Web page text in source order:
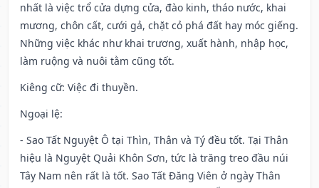
nhất là việc trổ cửa dựng cửa, đào kinh, tháo nước, khai
mương, chôn cất, cưới gả, chặt cỏ phá đất hay móc giếng.
Những việc khác như khai trương, xuất hành, nhập học,
làm ruộng và nuôi tằm cũng tốt.
Kiêng cữ: Việc đi thuyền.
Ngoại lệ:
- Sao Tất Nguyệt Ô tại Thìn, Thân và Tý đều tốt. Tại Thân
hiệu là Nguyệt Quải Khôn Sơn, tức là trăng treo đầu núi
Tây Nam nên rất là tốt. Sao Tất Đăng Viên ở ngày Thân